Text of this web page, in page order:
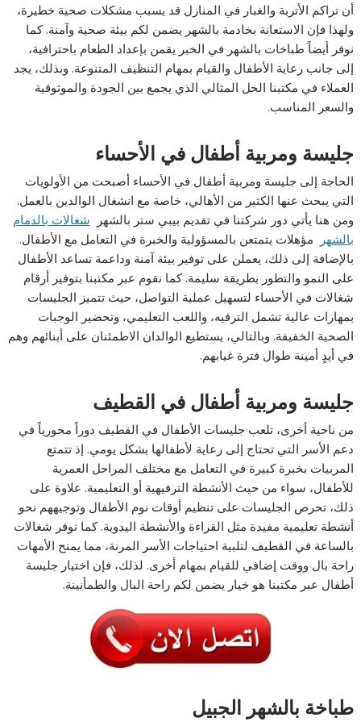
أن تراكم الأتربة والغبار في المنازل قد يسبب مشكلات صحية خطيرة،
ولهذا فإن الاستعانة بخادمة بالشهر يضمن لكم بيئة صحية وآمنة. كما
نوفر أيضاً طباخات بالشهر في الخبر يقمن بإعداد الطعام باحترافية،
إلى جانب رعاية الأطفال والقيام بمهام التنظيف المتنوعة. وبذلك، يجد
العملاء في مكتبنا الحل المثالي الذي يجمع بين الجودة والموثوقية
والسعر المناسب.
جليسة ومربية أطفال في الأحساء
الحاجة إلى جليسة ومربية أطفال في الأحساء أصبحت من الأولويات
التي يبحث عنها الكثير من الأهالي، خاصة مع انشغال الوالدين بالعمل.
ومن هنا يأتي دور شركتنا في تقديم بيبي ستر بالشهر شغالات بالدمام
بالشهر
مؤهلات يتمتعن بالمسؤولية والخبرة في التعامل مع الأطفال.
بالإضافة إلى ذلك، يعملن على توفير بيئة آمنة وداعمة تساعد الأطفال
على النمو والتطور بطريقة سليمة. كما نقوم عبر مكتبنا بتوفير أرقام
شغالات في الأحساء لتسهيل عملية التواصل، حيث تتميز الجليسات
بمهارات عالية تشمل الترفيه، واللعب التعليمي، وتحضير الوجبات
الصحية الخفيفة. وبالتالي، يستطيع الوالدان الاطمئنان على أبنائهم وهم
في أيدٍ أمينة طوال فترة غيابهم.
جليسة ومربية أطفال في القطيف
من ناحية أخرى، تلعب جليسات الأطفال في القطيف دوراً محورياً في
دعم الأسر التي تحتاج إلى رعاية لأطفالها بشكل يومي. إذ تتمتع
المربيات بخبرة كبيرة في التعامل مع مختلف المراحل العمرية
للأطفال، سواء من حيث الأنشطة الترفيهية أو التعليمية. علاوة على
ذلك، تحرص الجليسات على تنظيم أوقات نوم الأطفال وتوجيههم نحو
أنشطة تعليمية مفيدة مثل القراءة والأنشطة اليدوية. كما نوفر شغالات
بالساعة في القطيف لتلبية احتياجات الأسر المرنة، مما يمنح الأمهات
راحة بال ووقت إضافي للقيام بمهام أخرى. لذلك، فإن اختيار جليسة
أطفال عبر مكتبنا هو خيار يضمن لكم راحة البال والطمأنينة.
طباخة بالشهر الجبيل